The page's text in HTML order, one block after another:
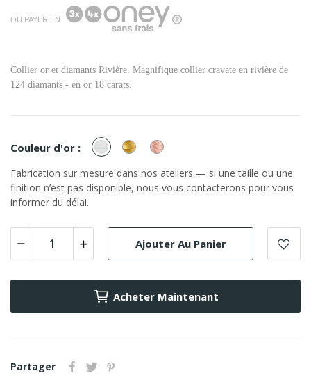
OU PAYER EN
Collier or et diamants Rivière. Magnifique collier cravate en rivière de
124 diamants - en or 18 carats.
Couleur d'or : or
Blanc
or
Jaune
or
Rose
Fabrication sur mesure dans nos ateliers — si une taille ou une
finition n’est pas disponible, nous vous contacterons pour vous
informer du délai.
Ajouter Au Panier
Acheter Maintenant
Partager